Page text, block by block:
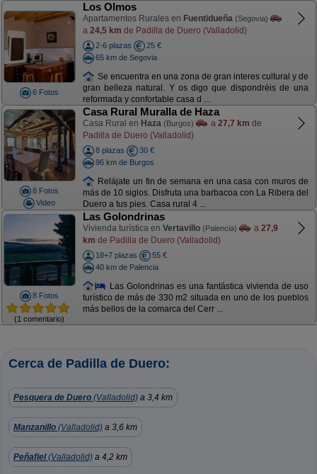
6 Fotos
Los Olmos
Apartamentos Rurales en Fuentidueña (Segovia)
a 24,5 km de Padilla de Duero (Valladolid)
2-6 plazas
25 €
65 km de Segovia
Se encuentra en una zona de gran interes cultural y de
gran belleza natural. Y os digo que dispondréis de una
reformada y confortable casa d ...
8 Fotos
Video
Casa Rural Muralla de Haza
Casa Rural en Haza (Burgos) a 27,7 km de
Padilla de Duero (Valladolid)
8 plazas
30 €
96 km de Burgos
Relájate un fin de semana en una casa con muros de
más de 10 siglos. Disfruta una barbacoa con La Ribera del
Duero a tus pies. Casa rural 4 ...
8 Fotos
(1 comentario)
Las Golondrinas
Vivienda turística en Vertavillo (Palencia) a 27,9
km de Padilla de Duero (Valladolid)
18+7 plazas
55 €
40 km de Palencia
Las Golondrinas es una fantástica vivienda de uso
turístico de más de 330 m2 situada en uno de los pueblos
más bellos de la comarca del Cerr ...
Cerca de Padilla de Duero:
Pesquera de Duero (Valladolid) a 3,4 km
Manzanillo (Valladolid) a 3,6 km
Peñafiel(Valladolid) a 4,2 km